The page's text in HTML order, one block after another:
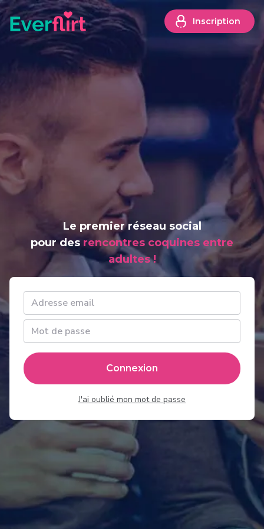
Inscription
Le premier réseau social
pour des rencontres coquines entre
adultes !
Connexion
J'ai oublié mon mot de passe